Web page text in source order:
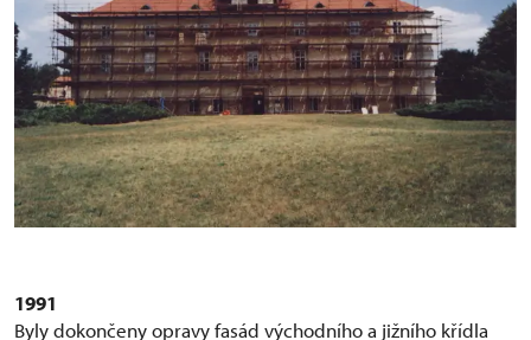
1991
Byly dokončeny opravy fasád východního a jižního křídla